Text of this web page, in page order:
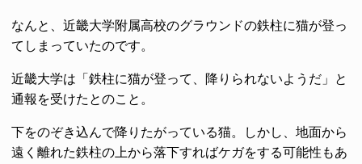
なんと、近畿大学附属高校のグラウンドの鉄柱に猫が登っ
てしまっていたのです。
近畿大学は「鉄柱に猫が登って、降りられないようだ」と
通報を受けたとのこと。
下をのぞき込んで降りたがっている猫。しかし、地面から
遠く離れた鉄柱の上から落下すればケガをする可能性もあ